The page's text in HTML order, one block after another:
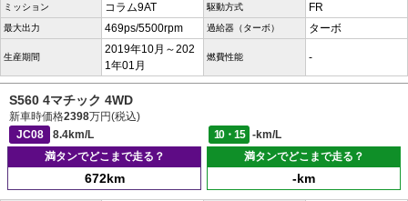
ミッション コラム9AT 駆動方式 FR
最大出力 469ps/5500rpm 過給器（ターボ） ターボ
生産期間
2019年10月～202
1年01月
燃費性能 -
S560 4マチック 4WD
新車時価格2398万円(税込)
JC08
8.4km/L 10・15
-km/L
満タンでどこまで走る？
672km
満タンでどこまで走る？
-km